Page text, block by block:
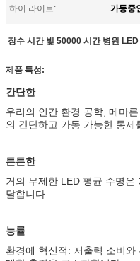
하이 라이트:
가동중
장수 시간 빛 50000 시간 병원
제품 특성:
간단한
우리의 인간 환경 공학, 메마
의 간단하고 가동 가능한 통제
튼튼한
거의 무제한 LED 평균 수명은
달합니다
능률
환경에 혁신적: 저출력 소비